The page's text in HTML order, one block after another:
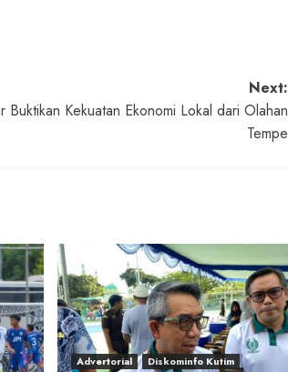
Next:
Buktikan Kekuatan Ekonomi Lokal dari Olahan
Tempe
Advertorial
Diskominfo Kutim